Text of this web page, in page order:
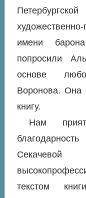
имени
попросили
основе
Воронова. Она
книгу.
Нам
текстом